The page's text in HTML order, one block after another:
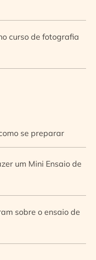
curso de fotografia
se preparar
um Mini Ensaio de
sobre o ensaio de